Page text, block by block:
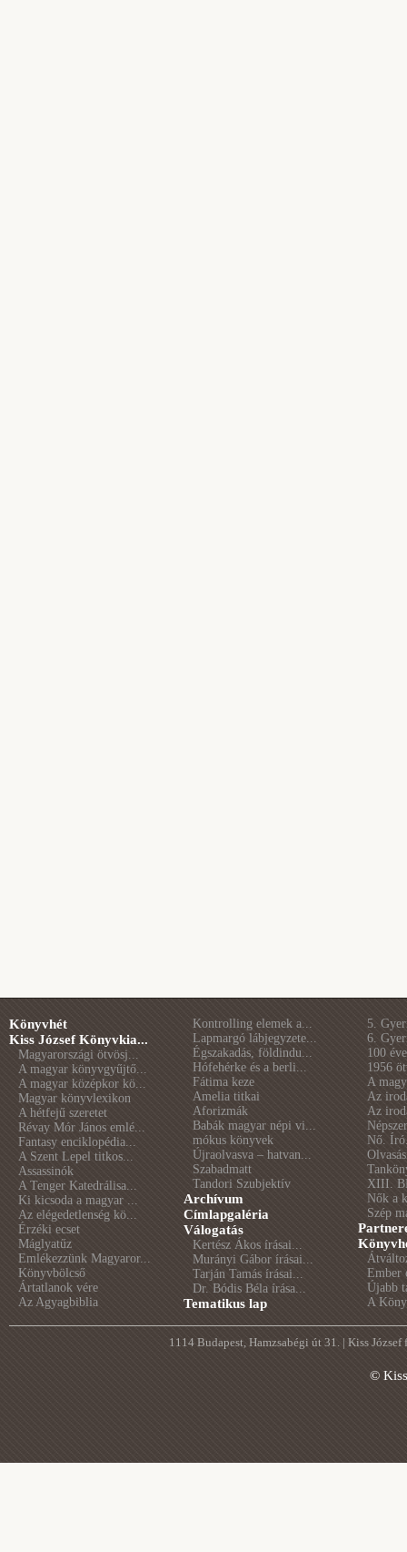
Könyvhét
Kiss József Könyvkia...
Magyarországi ötvösj...
A magyar könyvgyűjtő...
A magyar középkor kö...
Magyar könyvlexikon
A hétfejű szeretet
Révay Mór János emlé...
Fantasy enciklopédia...
A Szent Lepel titkos...
Assassinók
A Tenger Katedrálisa...
Ki kicsoda a magyar ...
Az elégedetlenség kö...
Érzéki ecset
Máglyatűz
Emlékezzünk Magyaror...
Könyvbölcső
Ártatlanok vére
Az Agyagbiblia
Kontrolling elemek a...
Lapmargó lábjegyzete...
Égszakadás, földindu...
Hófehérke és a berli...
Fátima keze
Amelia titkai
Aforizmák
Babák magyar népi vi...
mókus könyvek
Újraolvasva – hatvan...
Szabadmatt
Tandori Szubjektív
Archívum
Címlapgaléria
Válogatás
Kertész Ákos írásai...
Murányi Gábor írásai...
Tarján Tamás írásai...
Dr. Bódis Béla írása...
Tematikus lap
5.
6.
100
1956
A
Az
Az
Nő.
XIII.
Nők a
Szép
Ember
Újabb
A
1114 Budapest, Hamzsabégi út 31. | Kiss
©